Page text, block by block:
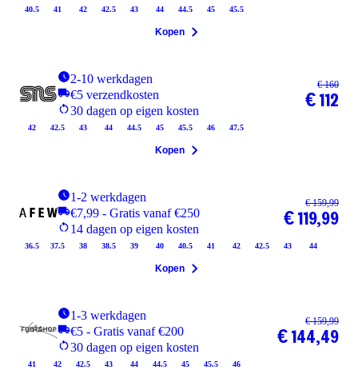
40.5 41 42 42.5 43 44 44.5 45 45.5
Kopen
2-10 werkdagen
€5 verzendkosten
30 dagen op eigen kosten
42 42.5 43 44 44.5 45 45.5 46 47.5
€ 160
€ 112
Kopen
1-2 werkdagen
€7,99 - Gratis vanaf €250
14 dagen op eigen kosten
36.5 37.5 38 38.5 39 40 40.5 41 42 42.5 43 44
€ 159,99
€ 119,99
Kopen
1-3 werkdagen
€5 - Gratis vanaf €200
30 dagen op eigen kosten
41 42 42.5 43 44 44.5 45 45.5 46
€ 159,99
€ 144,49